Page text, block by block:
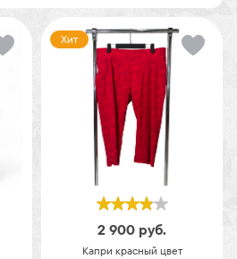
Хит
2 900 руб.
Капри красный цвет